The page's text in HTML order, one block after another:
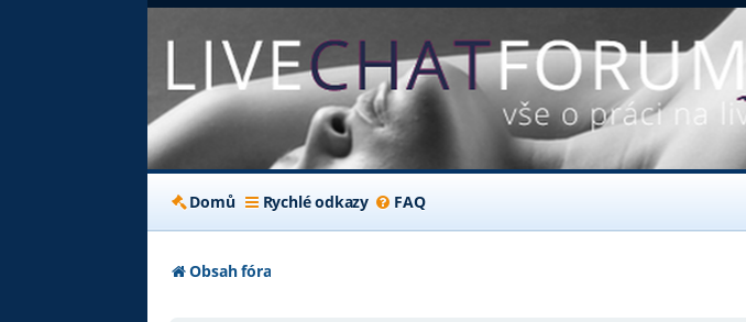
Domů Rychlé odkazy FAQ
Obsah fóra